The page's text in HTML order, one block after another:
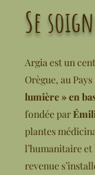
Se
Argia est un
Orègue, au
lumière » en
fondée par
plantes
l’humanitaire
revenue